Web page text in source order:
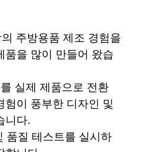
주방용품 제조 경험을
품을 많이 만들어 왔습
실제 제품으로 전환
험이 풍부한 디자인 및
니다.
품질 테스트를 실시하